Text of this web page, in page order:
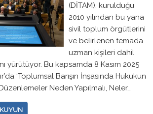
(DİTAM), kurulduğu
2010 yılından bu yana
sivil toplum örgütlerini
ve belirlenen temada
uzman kişileri dahil
yürütüyor. Bu kapsamda 8 Kasım 2025
‘Toplumsal Barışın İnşasında Hukukun
Neden Yapılmalı, Neler…